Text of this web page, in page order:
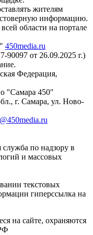
жителям
информацию.
области на портале
450media.ru
от 26.09.2025 г.)
Федерация,
"Самара 450"
г. Самара, ул. Ново-
по надзору в
и массовых
текстовых
гиперссылка на
на сайте, охраняются